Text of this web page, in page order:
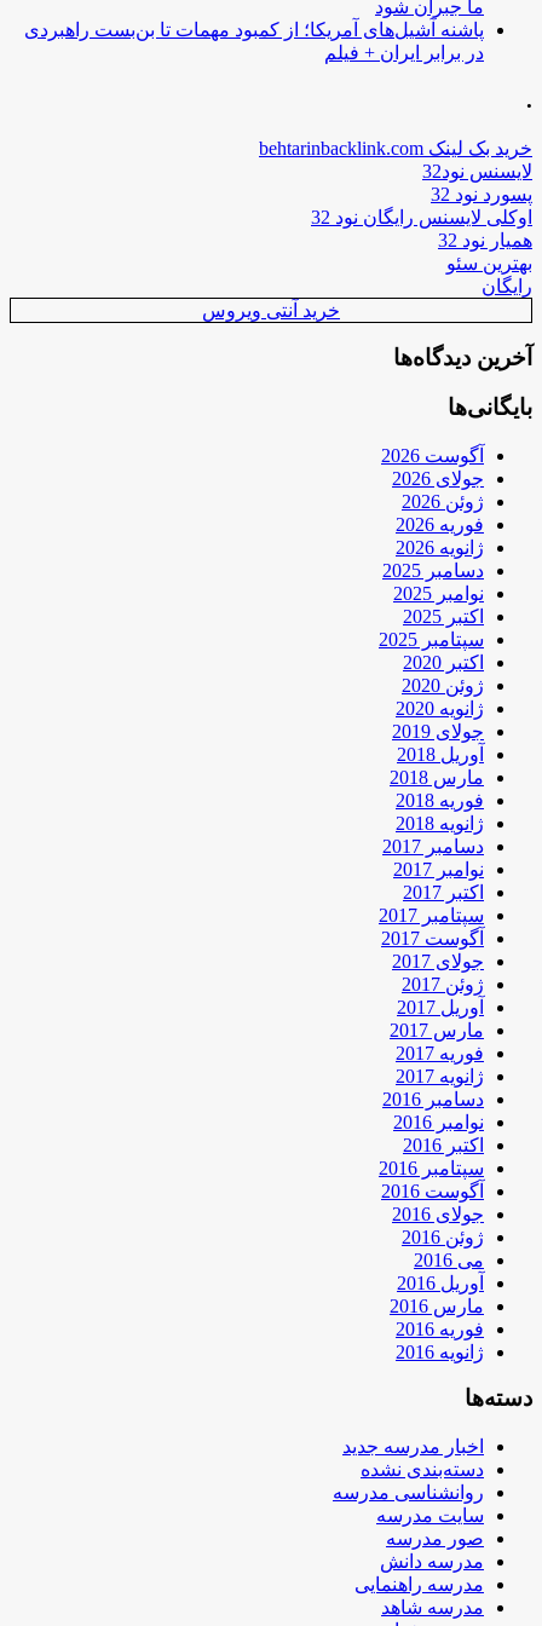
ما جبران شود
پاشنه آشیل‌های آمریکا؛ از کمبود مهمات تا بن‌بست راهبردی
در برابر ایران + فیلم
.
خرید بک لینک behtarinbacklink.com
لایسنس نود32
پسورد نود 32
اوکلی لایسنس رایگان نود 32
همیار نود 32
بهترین سئو
رایگان
خرید آنتی ویروس
آخرین دیدگاه‌ها
بایگانی‌ها
آگوست 2026
جولای 2026
ژوئن 2026
فوریه 2026
ژانویه 2026
دسامبر 2025
نوامبر 2025
اکتبر 2025
سپتامبر 2025
اکتبر 2020
ژوئن 2020
ژانویه 2020
جولای 2019
آوریل 2018
مارس 2018
فوریه 2018
ژانویه 2018
دسامبر 2017
نوامبر 2017
اکتبر 2017
سپتامبر 2017
آگوست 2017
جولای 2017
ژوئن 2017
آوریل 2017
مارس 2017
فوریه 2017
ژانویه 2017
دسامبر 2016
نوامبر 2016
اکتبر 2016
سپتامبر 2016
آگوست 2016
جولای 2016
ژوئن 2016
می 2016
آوریل 2016
مارس 2016
فوریه 2016
ژانویه 2016
دسته‌ها
اخبار مدرسه جدید
دسته‌بندی نشده
روانشناسی مدرسه
سایت مدرسه
صور مدرسه
مدرسه دانش
مدرسه راهنمایی
مدرسه شاهد